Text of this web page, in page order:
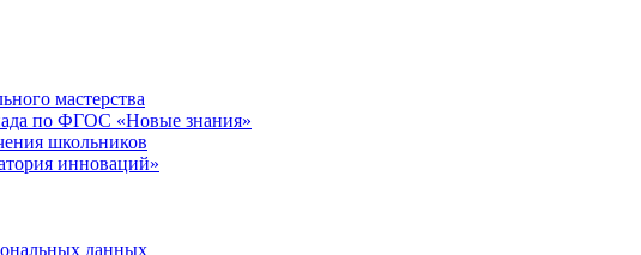
мастерства
по ФГОС «Новые знания»
школьников
инноваций»
данных